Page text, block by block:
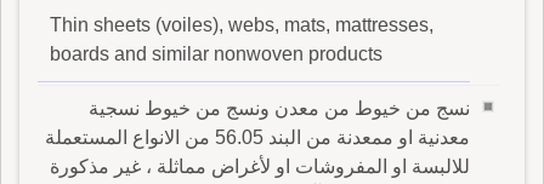
Thin sheets (voiles), webs, mats, mattresses,
boards and similar nonwoven products
نسج من خيوط من معدن ونسج من خيوط نسجية
معدنية او ممعدنة من البند 56.05 من الانواع المستعملة
للالبسة او المفروشات او لأغراض مماثلة ، غير مذكورة